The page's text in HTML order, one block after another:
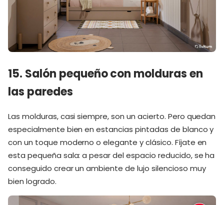
15. Salón pequeño con molduras en
las paredes
Las molduras, casi siempre, son un acierto. Pero quedan
especialmente bien en estancias pintadas de blanco y
con un toque moderno o elegante y clásico. Fíjate en
esta pequeña sala: a pesar del espacio reducido, se ha
conseguido crear un ambiente de lujo silencioso muy
bien logrado.